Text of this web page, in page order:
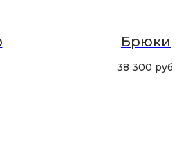
Брюки
38 300 руб.